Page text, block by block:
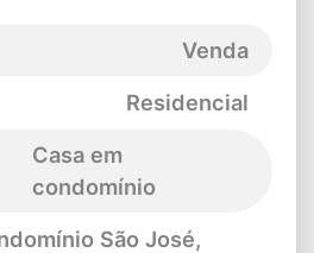
Venda
Residencial
Casa em
condomínio
São José,